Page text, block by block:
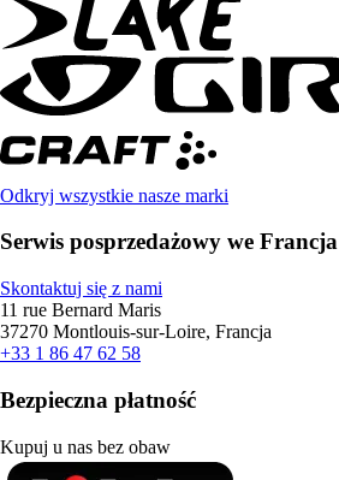
Odkryj wszystkie nasze marki
Serwis posprzedażowy we Francja
Skontaktuj się z nami
11 rue Bernard Maris
37270 Montlouis-sur-Loire, Francja
+33 1 86 47 62 58
Bezpieczna płatność
Kupuj u nas bez obaw